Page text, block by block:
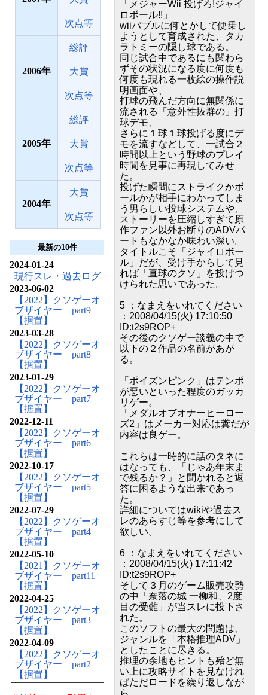
次点等
2006
総評
大賞
次点等
2005
総評
大賞
次点等
2004
大賞
次点等
最新の10件
2024-01-24
現行スレ・過去ログ
2023-06-02
【2022】クソゲーオ
ブザイヤー part9
【据置】
2023-03-28
【2022】クソゲーオ
ブザイヤー part8
【据置】
2023-01-29
【2022】クソゲーオ
ブザイヤー part7
【据置】
2022-12-11
【2022】クソゲーオ
ブザイヤー part6
【据置】
2022-10-17
【2022】クソゲーオ
ブザイヤー part5
【据置】
2022-07-29
【2022】クソゲーオ
ブザイヤー part4
【据置】
2022-05-10
【2021】クソゲーオ
ブザイヤー part11
【据置】
2022-04-25
【2022】クソゲーオ
ブザイヤー part3
【据置】
2022-04-09
【2022】クソゲーオ
ブザイヤー part2
【据置】
「メジャーWii 投げろ!ジャイ
ロボール!!」
wiiバブルに何とかして便乗し
ようとして育成された、タカ
ラトミーの隠し球である。
同じ試合中であるにも関わら
ずその状況になる度に何度も
何度も現れる一枚絵の操作説
明画面や、
打球の飛んだ方向に無関係に
流される「意外性抜群の」打
球デモ、
さらに１球１球投げる度にデ
モを流すなどして、一試合２
時間以上という野球のプレイ
時間を見事に再現してみせ
た。
投げた瞬間にストライクかボ
ールかが相手にわかってしま
う男らしい投球システムや、
ストーリーを圧縮しすぎて原
作ファン以外お断りのADVパ
ートもなかなか味わい深い。
タイトルこそ「ジャイロボー
ル」だが、受け手からして見
れば「直球のクソ」を投げつ
けられた思いであった。
5 ：なまえをいれてください
：2008/04/15(火) 17:10:50
ID:t2s9ROP+
その後のクソゲー談義の中で
以下の２作品の名前があが
る。
「ポイズンピンク」はテンポ
が悪いといった程度のガッカ
リゲー。
「メダルオブオナーヒーロー
ズ2」はメーカー対応は糞だが
内容は良ゲー。
これらは一時的に話のタネに
はなっても、「じゃあ年末ま
で残るか？」と聞かれると返
答に困るような出来であっ
た。
詳細についてはwikiや過去ス
レのあらすじ等を参考にして
欲しい。
6 ：なまえをいれてください
：2008/04/15(火) 17:11:42
ID:t2s9ROP+
そして３月のゲーム販売攻勢
の中「奈落の城 一柳和、2度
目の受難」が当スレに投下さ
れた。
このソフトの最大の問題は、
ジャンルを「本格推理ADV」
としたことに尽きる。
推理の余地もヒントも殆ど無
い上に攻略サイトを見なけれ
ばただロードを繰り返しなが
ら